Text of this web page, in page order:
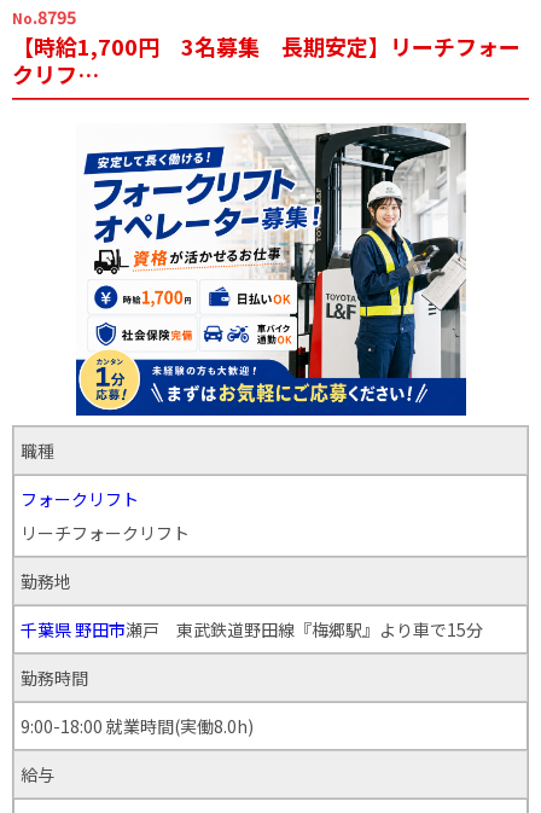
No.8795
【時給1,700円 3名募集 長期安定】リーチフォー
クリフ…
職種
フォークリフト
リーチフォークリフト
勤務地
千葉県野田市瀬戸 東武鉄道野田線『梅郷駅』より車で15分
勤務時間
9:00-18:00 就業時間(実働8.0h)
給与